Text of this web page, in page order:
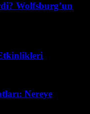
Wolfsburg’un
Nereye